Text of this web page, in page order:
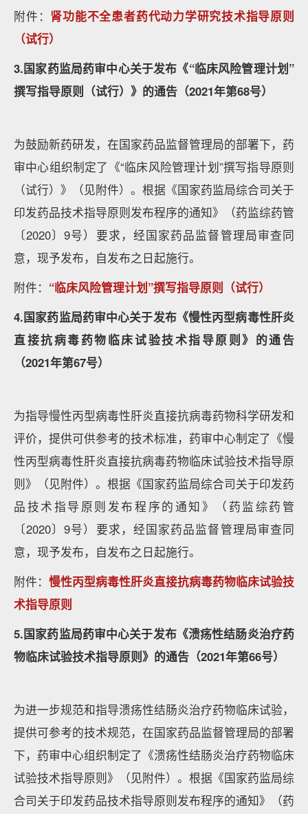
附件： 肾功能不全患者药代动力学研究技术指导原则
（试行）
3.国家药监局药审中心关于发布《“临床风险管理计划”
撰写指导原则（试行）》的通告（2021年第68号）
为鼓励新药研发，在国家药品监督管理局的部署下，药
审中心组织制定了《“临床风险管理计划”撰写指导原则
（试行）》（见附件）。根据《国家药监局综合司关于
印发药品技术指导原则发布程序的通知》（药监综药管
〔2020〕9号）要求，经国家药品监督管理局审查同
意，现予发布，自发布之日起施行。
附件： “临床风险管理计划”撰写指导原则（试行）
4.国家药监局药审中心关于发布《慢性丙型病毒性肝炎
直接抗病毒药物临床试验技术指导原则》的通告
（2021年第67号）
为指导慢性丙型病毒性肝炎直接抗病毒药物科学研发和
评价，提供可供参考的技术标准，药审中心制定了《慢
性丙型病毒性肝炎直接抗病毒药物临床试验技术指导原
则》（见附件）。根据《国家药监局综合司关于印发药
品技术指导原则发布程序的通知》（药监综药管
〔2020〕9号）要求，经国家药品监督管理局审查同
意，现予发布，自发布之日起施行。
附件： 慢性丙型病毒性肝炎直接抗病毒药物临床试验技
术指导原则
5.国家药监局药审中心关于发布《溃疡性结肠炎治疗药
物临床试验技术指导原则》的通告（2021年第66号）
为进一步规范和指导溃疡性结肠炎治疗药物临床试验，
提供可参考的技术规范，在国家药品监督管理局的部署
下，药审中心组织制定了《溃疡性结肠炎治疗药物临床
试验技术指导原则》（见附件）。根据《国家药监局综
合司关于印发药品技术指导原则发布程序的通知》（药